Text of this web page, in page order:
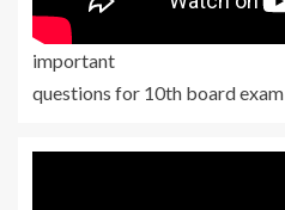
important
questions for 10th board exam